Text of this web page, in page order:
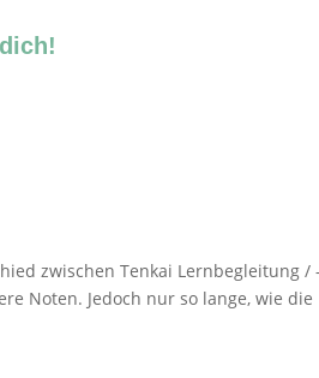
zwischen Tenkai Lernbegleitung /
Noten. Jedoch nur so lange, wie die